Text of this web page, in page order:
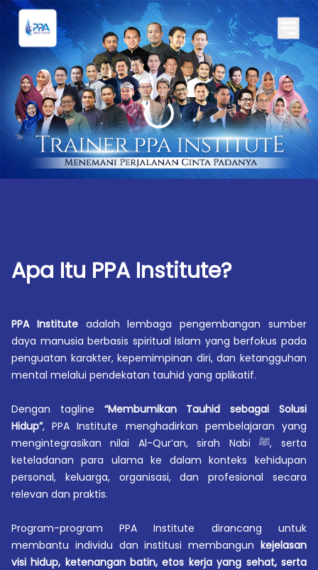
Apa Itu PPA Institute?
PPA Instituteadalah lembaga pengembangan sumber
daya manusia berbasis spiritual Islam yang berfokus pada
penguatan karakter, kepemimpinan diri, dan ketangguhan
mental melalui pendekatan tauhid yang aplikatif.
Dengan tagline “Membumikan Tauhid sebagai Solusi
Hidup”, PPA Institute menghadirkan pembelajaran yang
mengintegrasikan nilai Al-Qur’an, sirah Nabi ﷺ, serta
keteladanan para ulama ke dalam konteks kehidupan
personal, keluarga, organisasi, dan profesional secara
relevan dan praktis.
Program-program PPA Institute dirancang untuk
membantu individu dan institusi membangun kejelasan
visi hidup, ketenangan batin, etos kerja yang sehat, serta